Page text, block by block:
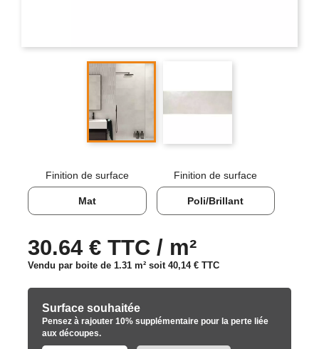
Finition de surface
Mat
Finition de surface
Poli/Brillant
30.64 € TTC / m²
Vendu par boite de 1.31 m² soit 40,14 € TTC
Surface souhaitée
Pensez à rajouter 10% supplémentaire pour la perte liée
aux découpes.